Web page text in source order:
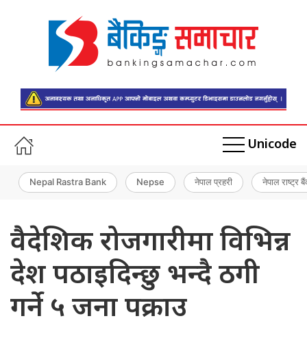
Unicode
Nepal Rastra Bank Nepse नेपाल प्रहरी नेपाल राष्ट्र
वैदेशिक रोजगारीमा विभिन्न
देश पठाइदिन्छु भन्दै ठगी
गर्ने ५ जना पक्राउ